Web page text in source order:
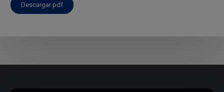
Descargar pdf